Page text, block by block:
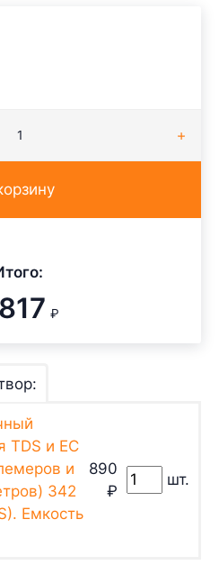
₽
TDS и EC
и
342
Емкость
890
₽
шт.